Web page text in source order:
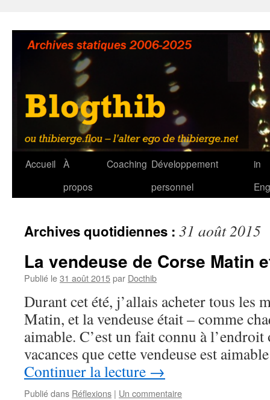
contenu
Accueil À
propos
Coaching Développement
personnel
in
Archives quotidiennes : 31 août 2015
La vendeuse de Corse Matin
Publié le31 août 2015par Docthib
Durant cet été, j’allais acheter tous les
Matin, et la vendeuse était – comme
aimable. C’est un fait connu à l’endroit
vacances que cette vendeuse est
Continuer la lecture →
Publié dans Réflexions | Un commentaire